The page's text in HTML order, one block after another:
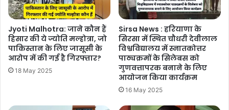
Jyoti Malhotra: ​​जाने कौन हैं
हिसार की ये ज्योति मल्होत्रा, जो
पाकिस्तान के लिए जासूसी के
आरोप में की गई है गिरफ्तार?
18 May 2025
Sirsa News : हरियाणा के
सिरसा में स्थित चौधरी देवीलाल
विश्वविद्यालय में स्नातकोत्तर
पाठ्यक्रमों के सिलेबस को
गुणवत्तापरक बनाने के लिए
आयोजन किया कार्यक्रम
16 May 2025